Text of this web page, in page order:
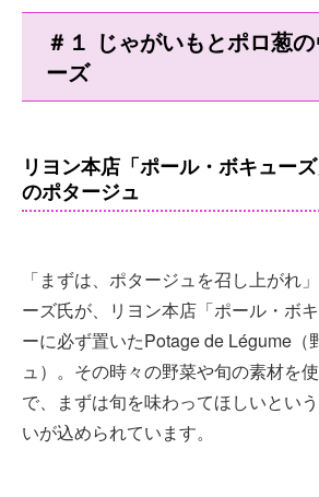
＃１ じゃがいもとポロ葱
ーズ
リヨン本店「ポール・ボキュー
のポタージュ
「まずは、ポタージュを召し上が
ーズ氏が、リヨン本店「ポール・ボ
ーに必ず置いたPotage de Légume（
ュ）。その時々の野菜や旬の素材を
で、まずは旬を味わってほしいとい
いが込められています。